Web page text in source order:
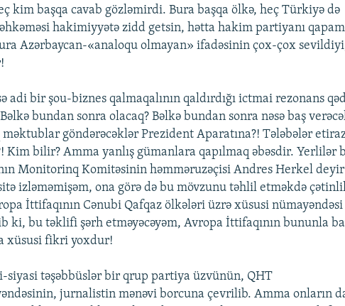
kim başqa cavab gözləmirdi. Bura başqa ölkə, heç Türkiyə də
hakimiyyətə zidd getsin, hətta hakim partiyanı
Azərbaycan-«analoqu olmayan» ifadəsinin çox-çox
adi bir şou-biznes qalmaqalının qaldırdığı ictmai rezonans
bundan sonra olacaq? Bəlkə bundan sonra nəsə baş
göndərəcəklər Prezident Aparatına?! Tələbələr
Kim bilir? Amma yanlış gümanlara qapılmaq əbəsdir. Yerlilər
Monitorinq Komitəsinin həmməruzəçisi Andres Herkel
izləməmişəm, ona görə də bu mövzunu təhlil etməkdə
İttifaqının Cənubi Qafqaz ölkələri üzrə xüsusi nümayəndəsi
ki, bu təklifi şərh etməyəcəyəm, Avropa İttifaqının bununla
xüsusi fikri yoxdur!
siyasi təşəbbüslər bir qrup partiya üzvünün, QHT
jurnalistin mənəvi borcuna çevrilib. Amma onların